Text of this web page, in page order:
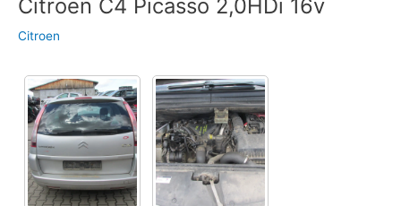
Citroen C4 Picasso 2,0HDi 16v
Citroen